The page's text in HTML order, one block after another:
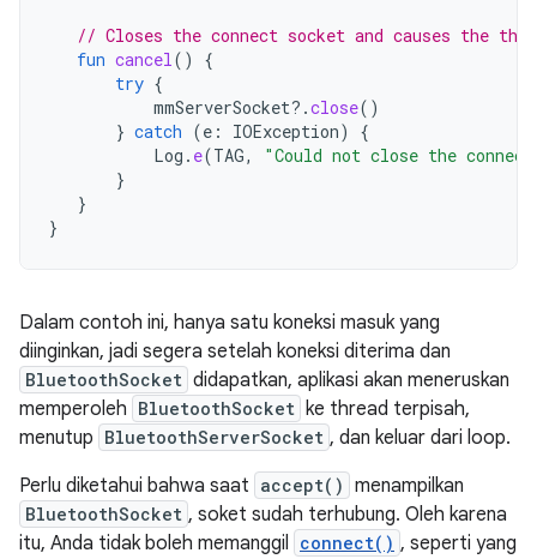
// Closes the connect socket and causes the
fun cancel()
{
try {
mmServerSocket?.close()
} catch (e : IOException)
{
Log . e(TAG,
"Could not close the
}
}
}
Dalam contoh ini, hanya satu koneksi masuk yang
diinginkan, jadi segera setelah koneksi diterima dan
BluetoothSocket didapatkan, aplikasi akan meneruskan
memperoleh BluetoothSocket ke thread terpisah,
menutup BluetoothServerSocket , dan keluar dari loop.
Perlu diketahui bahwa saat accept() menampilkan
BluetoothSocket , soket sudah terhubung. Oleh karena
itu, Anda tidak boleh memanggil connect() , seperti yang